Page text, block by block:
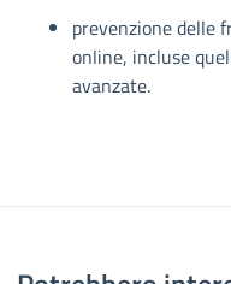
prevenzione delle
online, incluse
avanzate.